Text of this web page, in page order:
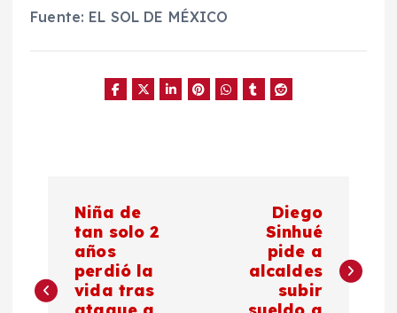
Fuente: EL SOL DE MÉXICO
v
Niña de
tan solo 2
años
perdió la
vida tras
Diego
Sinhué
pide a
alcaldes
subir